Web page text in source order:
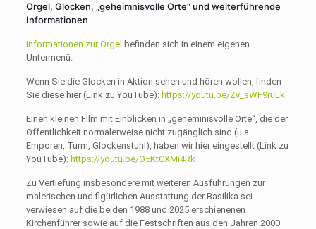
Orgel, Glocken, „geheimnisvolle Orte“ und weiterführende
Informationen
Informationen zur Orgel befinden sich in einem eigenen
Untermenü.
Wenn Sie die Glocken in Aktion sehen und hören wollen, finden
Sie diese hier (Link zu YouTube): https://youtu.be/Zv_sWF9ruLk
Einen kleinen Film mit Einblicken in „geheminisvolle Orte“, die der
Öffentlichkeit normalerweise nicht zugänglich sind (u.a.
Emporen, Turm, Glockenstuhl), haben wir hier eingestellt (Link zu
YouTube): https://youtu.be/O5KtCXMi4Rk
Zu Vertiefung insbesondere mit weiteren Ausführungen zur
malerischen und figürlichen Ausstattung der Basilika sei
verwiesen auf die beiden 1988 und 2025 erschienenen
Kirchenführer sowie auf die Festschriften aus den Jahren 2000